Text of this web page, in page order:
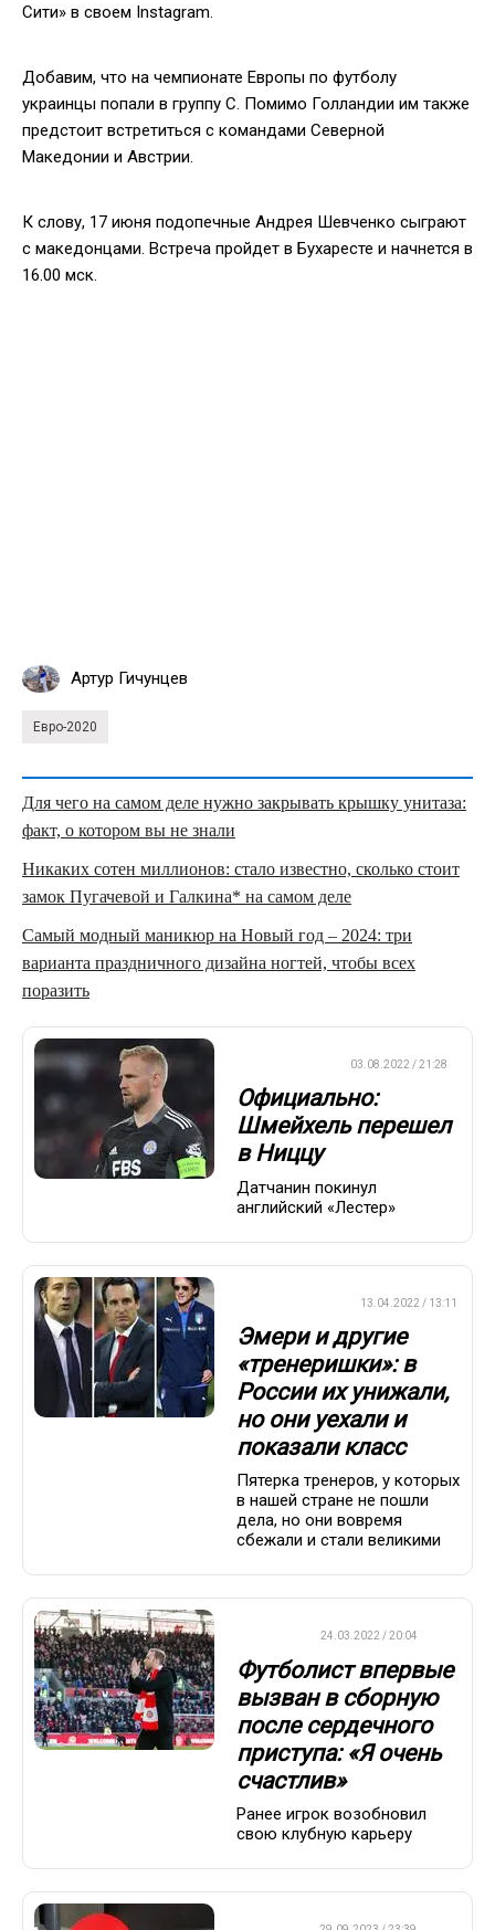
Сити» в своем Instagram.
Добавим, что на чемпионате Европы по футболу
украинцы попали в группу С. Помимо Голландии им также
предстоит встретиться с командами Северной
Македонии и Австрии.
К слову, 17 июня подопечные Андрея Шевченко сыграют
с македонцами. Встреча пройдет в Бухаресте и начнется в
16.00 мск.
Артур Гичунцев
Евро-2020
Для чего на самом деле нужно закрывать крышку унитаза:
факт, о котором вы не знали
Никаких сотен миллионов: стало известно, сколько стоит
замок Пугачевой и Галкина* на самом деле
Самый модный маникюр на Новый год – 2024: три
варианта праздничного дизайна ногтей, чтобы всех
поразить
03.08.2022 / 21:28
Официально:
Шмейхель перешел
в Ниццу
Датчанин покинул
английский «Лестер»
13.04.2022 / 13:11
Эмери и другие
«тренеришки»: в
России их унижали,
но они уехали и
показали класс
Пятерка тренеров, у которых
в нашей стране не пошли
дела, но они вовремя
сбежали и стали великими
24.03.2022 / 20:04
Футболист впервые
вызван в сборную
после сердечного
приступа: «Я очень
счастлив»
Ранее игрок возобновил
свою клубную карьеру